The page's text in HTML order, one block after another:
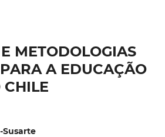
METODOLOGIAS
A EDUCAÇÃO